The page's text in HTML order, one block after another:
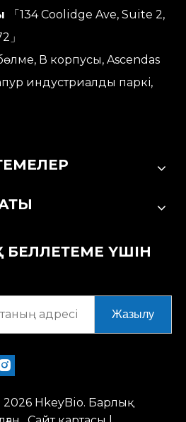
「134 Coolidge Ave, Suite 2,
」
бөлме, В корпусы, Ascendas
индустриалды паркі,
БЕЛЛЕТЕМЕ ҮШІН
Жазылу
2026 HkeyBio. Барлық